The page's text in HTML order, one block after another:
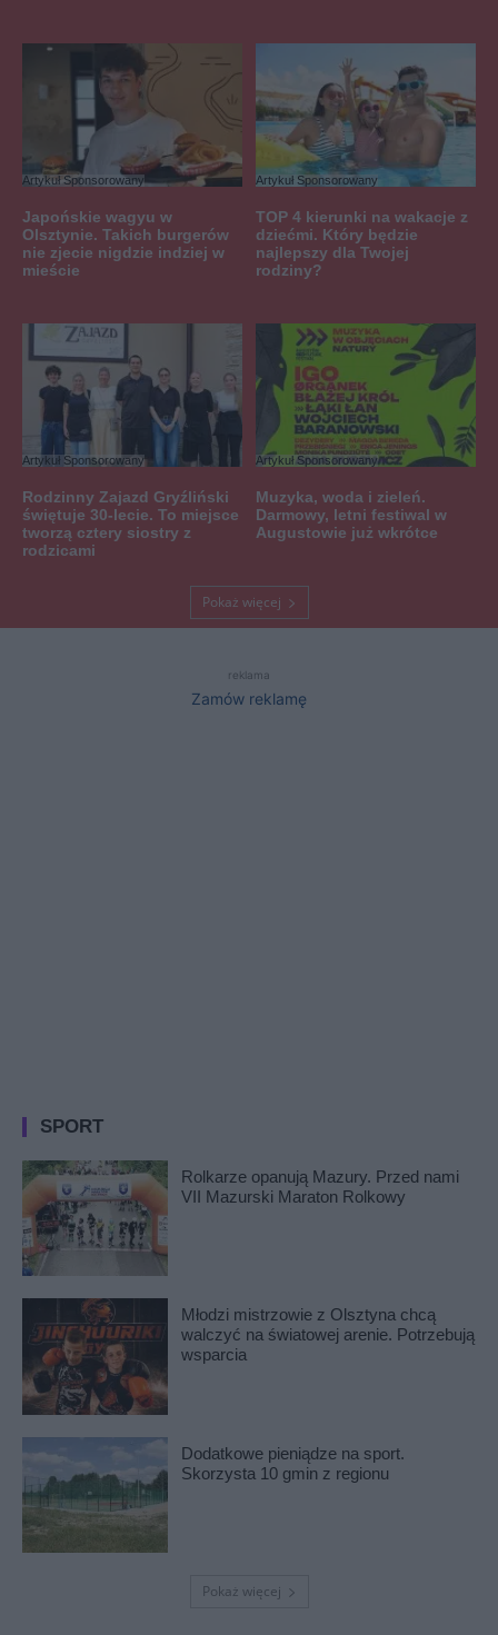
Artykuł Sponsorowany
Japońskie wagyu w
Olsztynie. Takich burgerów
nie zjecie nigdzie indziej w
mieście
Artykuł Sponsorowany
TOP 4 kierunki na wakacje z
dziećmi. Który będzie
najlepszy dla Twojej
rodziny?
Artykuł Sponsorowany
Rodzinny Zajazd Gryźliński
świętuje 30-lecie. To miejsce
tworzą cztery siostry z
rodzicami
Artykuł Sponsorowany
Muzyka, woda i zieleń.
Darmowy, letni festiwal w
Augustowie już wkrótce
Pokaż więcej
reklama
Zamów reklamę
SPORT
Rolkarze opanują Mazury. Przed nami
VII Mazurski Maraton Rolkowy
Młodzi mistrzowie z Olsztyna chcą
walczyć na światowej arenie. Potrzebują
wsparcia
Dodatkowe pieniądze na sport.
Skorzysta 10 gmin z regionu
Pokaż więcej